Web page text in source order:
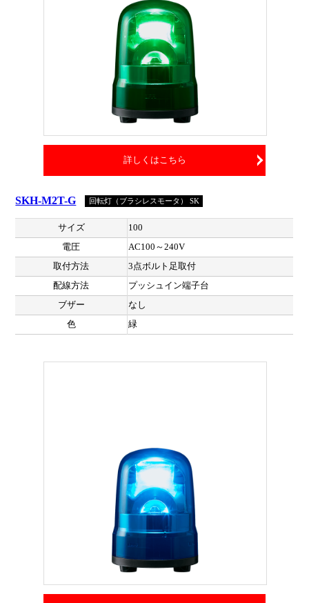
詳しくはこちら
SKH-M2T-G 回転灯（ブラシレスモータ） SK
サイズ
100
電圧
AC100～240V
取付方法
3点ボルト足取付
配線方法
プッシュイン端子台
ブザー
なし
色
緑